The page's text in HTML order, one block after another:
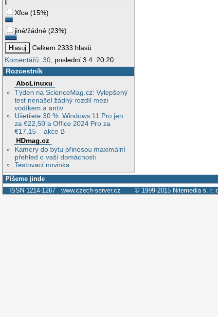
Xfce (15%)
jiné/žádné (23%)
Celkem 2333 hlasů
Komentářů: 30, poslední 3.4. 20:20
Rozcestník
AbcLinuxu
Týden na ScienceMag.cz: Vylepšený
test nenašel žádný rozdíl mezi
vodíkem a antiv
Ušetřete 30 %: Windows 11 Pro jen
za €22,50 a Office 2024 Pro za
€17,15 – akce B
HDmag.cz
Kamery do bytu přinesou maximální
přehled o vaší domácnosti
Testovací novinka
Píšeme jinde
ISSN 1214-1267 www.czech-server.cz © 1999-2015 Nitemedia s. r.